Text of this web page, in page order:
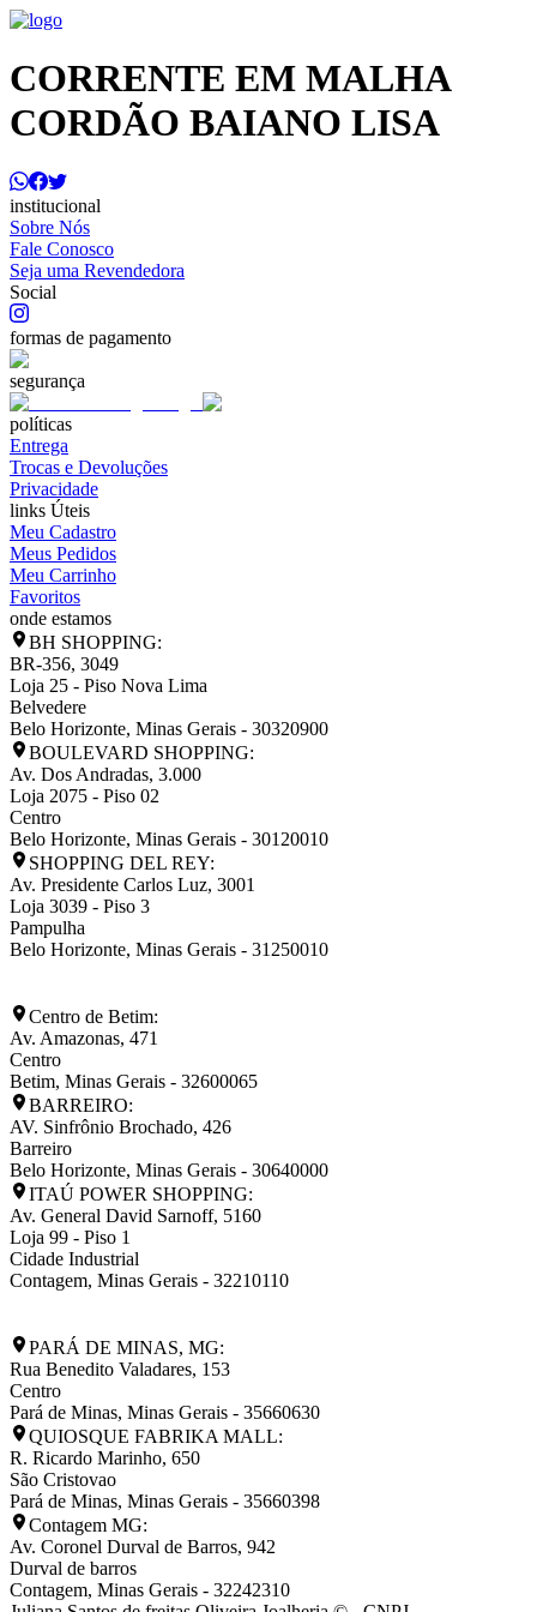
CORRENTE EM MALHA
CORDÃO BAIANO LISA
institucional
Sobre Nós
Fale Conosco
Seja uma Revendedora
Social
formas de pagamento
segurança
políticas
Entrega
Trocas e Devoluções
Privacidade
links Úteis
Meu Cadastro
Meus Pedidos
Meu Carrinho
Favoritos
onde estamos
BH SHOPPING:
BR-356, 3049
Loja 25 - Piso Nova Lima
Belvedere
Belo Horizonte, Minas Gerais - 30320900
BOULEVARD SHOPPING:
Av. Dos Andradas, 3.000
Loja 2075 - Piso 02
Centro
Belo Horizonte, Minas Gerais - 30120010
SHOPPING DEL REY:
Av. Presidente Carlos Luz, 3001
Loja 3039 - Piso 3
Pampulha
Belo Horizonte, Minas Gerais - 31250010
Centro de Betim:
Av. Amazonas, 471
Centro
Betim, Minas Gerais - 32600065
BARREIRO:
AV. Sinfrônio Brochado, 426
Barreiro
Belo Horizonte, Minas Gerais - 30640000
ITAÚ POWER SHOPPING:
Av. General David Sarnoff, 5160
Loja 99 - Piso 1
Cidade Industrial
Contagem, Minas Gerais - 32210110
PARÁ DE MINAS, MG:
Rua Benedito Valadares, 153
Centro
Pará de Minas, Minas Gerais - 35660630
QUIOSQUE FABRIKA MALL:
R. Ricardo Marinho, 650
São Cristovao
Pará de Minas, Minas Gerais - 35660398
Contagem MG:
Av. Coronel Durval de Barros, 942
Durval de barros
Contagem, Minas Gerais - 32242310